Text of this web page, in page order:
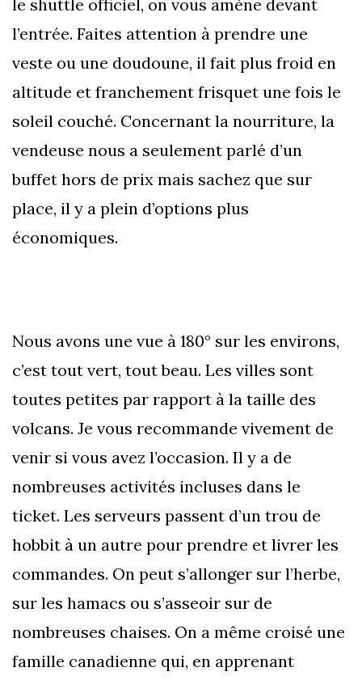
le shuttle officiel, on vous amène devant
l’entrée. Faites attention à prendre une
veste ou une doudoune, il fait plus froid en
altitude et franchement frisquet une fois le
soleil couché. Concernant la nourriture, la
vendeuse nous a seulement parlé d’un
buffet hors de prix mais sachez que sur
place, il y a plein d’options plus
économiques.
Nous avons une vue à 180° sur les environs,
c’est tout vert, tout beau. Les villes sont
toutes petites par rapport à la taille des
volcans. Je vous recommande vivement de
venir si vous avez l’occasion. Il y a de
nombreuses activités incluses dans le
ticket. Les serveurs passent d’un trou de
hobbit à un autre pour prendre et livrer les
commandes. On peut s’allonger sur l’herbe,
sur les hamacs ou s’asseoir sur de
nombreuses chaises. On a même croisé une
famille canadienne qui, en apprenant